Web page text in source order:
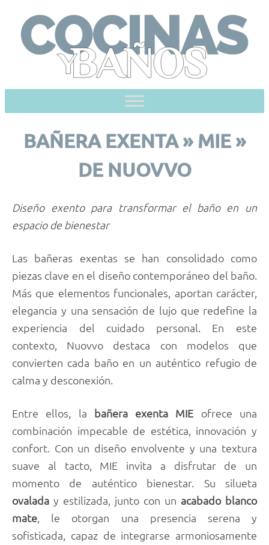
content
BAÑERA EXENTA » MIE »
DE NUOVVO
Diseño exento para transformar el baño en un
espacio de bienestar
Las bañeras exentas se han consolidado como
piezas clave en el diseño contemporáneo del baño.
Más que elementos funcionales, aportan carácter,
elegancia y una sensación de lujo que redefine la
experiencia del cuidado personal. En este
contexto, Nuovvo destaca con modelos que
convierten cada baño en un auténtico refugio de
calma y desconexión.
Entre ellos, la bañera exenta MIE ofrece una
combinación impecable de estética, innovación y
confort. Con un diseño envolvente y una textura
suave al tacto, MIE invita a disfrutar de un
momento de auténtico bienestar. Su silueta
ovalada y estilizada, junto con un acabado blanco
mate, le otorgan una presencia serena y
sofisticada, capaz de integrarse armoniosamente